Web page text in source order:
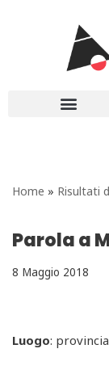
Home » Risultati
Parola a
8 Maggio 2018
Luogo: